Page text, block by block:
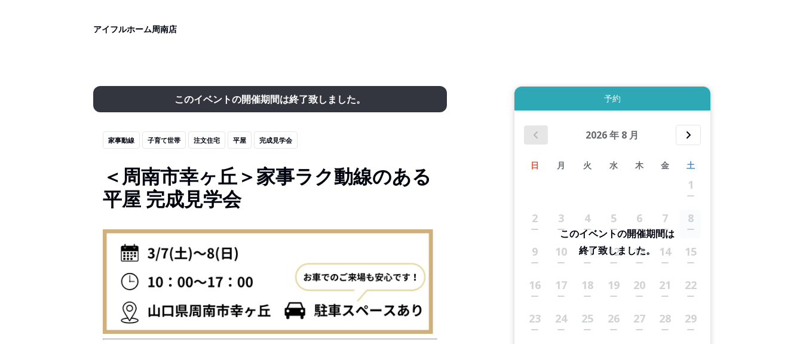
アイフルホーム周南店
このイベントの開催期間は終了致しました。
家事動線 子育て世帯 注文住宅 平屋 完成見学会
＜周南市幸ヶ丘＞家事ラク動線のある
平屋 完成見学会
予約
2026年 8 月
日 月 火 水 木 金 土
1
2 3 4 5 6 7 8
9 10 11 12 13 14 15
16 17 18 19 20 21 22
23 24 25 26 27 28 29
このイベントの開催期間は
終了致しました。